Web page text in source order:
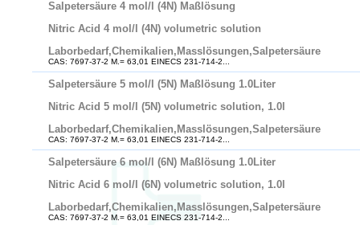
Salpetersäure 4 mol/l (4N) Maßlösung
Nitric Acid 4 mol/l (4N) volumetric solution
Laborbedarf,Chemikalien,Masslösungen,Salpetersäure
CAS: 7697-37-2 M.= 63,01 EINECS 231-714-2...
Salpetersäure 5 mol/l (5N) Maßlösung 1.0Liter
Nitric Acid 5 mol/l (5N) volumetric solution, 1.0l
Laborbedarf,Chemikalien,Masslösungen,Salpetersäure
CAS: 7697-37-2 M.= 63,01 EINECS 231-714-2...
Salpetersäure 6 mol/l (6N) Maßlösung 1.0Liter
Nitric Acid 6 mol/l (6N) volumetric solution, 1.0l
Laborbedarf,Chemikalien,Masslösungen,Salpetersäure
CAS: 7697-37-2 M.= 63,01 EINECS 231-714-2...